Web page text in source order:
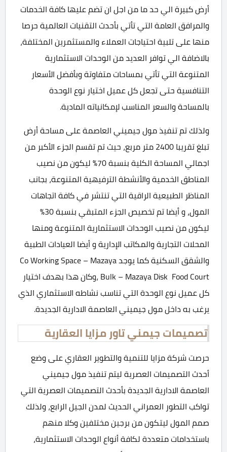
أرض كبيرة الي حد ما من اجل ان تضم عليها كافة الخدمات
والمرافق العامة التي تأتي بأحدث التقنيات العالمية حرصا
منها على تلبية احتياجات العملاء والمستثمرين المختلفة،
بالاضافة الي توافر العديد من الوحدات الاستثمارية
المتنوعة التي تأتي بمساحات متفاوتة وبأفضل الأسعار
التنافسية حتى تجعل كل عميل اختيار نوع الوحدة
بالمساحة والسعر المناسب لإمكانياته المادية.
ولذلك تم تنفيذ مول جيميني العاصمة على مساحة أرض
تبلغ تقريبا 2400 متر مربع، حيث تم تقسم الجزء الأكبر من
اجمالي المساحة الكلية بنسبة 70% ليكون من نصيب
المناطق الخدمية والأنشطة الترفيهية المتنوعة، بجانب
المناظر الطبيعية الراقية التي تنتشر في كافة اتجاهات
المول، و أيضا تم تخصيص الجزء المتبقي بنسبة 30%
ليكون من نصيب الوحدات الاستثمارية المتنوعة ومنها
المحلات التجارية والمكاتب الإدارية و أيضا العيادات الطبية
والشقق السكنية كما يوجد Co Working Space – Mazaya
Bulk – Mazaya Disk Food Court ،وكان هذا بهدف اختيار
كل عميل نوع الوحدة التي تناسب نشاطه الاستثماري الذي
يرغب به داخل مول جيميني العاصمة الادارية الجديدة.
تصميمات جيمني تاور مزايا العقارية
حرصت شركة مزايا للتنمية والتطوير العقاري على وضع
أحدث التصميمات العصرية ليتم تنفيذ مول جيميني
العاصمة الادارية الجديدة بأحدث التصميمات العصرية التي
تواكب التطور العمراني الحديث لمدن الجيل الرابع، ولذلك
صمم المول ليتكون من برجين مختلفين وكلا منهم
باستخدامات متعددة لكافة أنواع الوحدات الاستثمارية،